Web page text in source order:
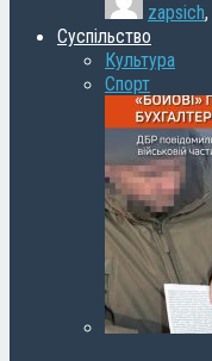
zapsich,
Суспільство
Культура
Спорт